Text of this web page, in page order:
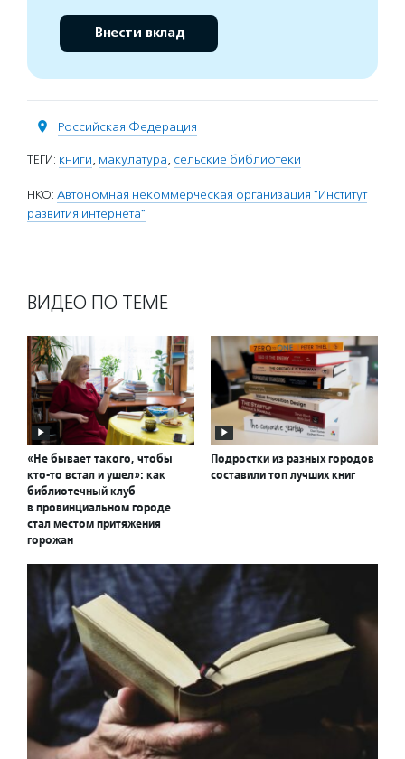
Внести вклад
Российская Федерация
ТЕГИ: книги, макулатура, сельские библиотеки
НКО: Автономная некоммерческая организация "Институт
развития интернета"
ВИДЕО ПО ТЕМЕ
«Не бывает такого, чтобы
кто-то встал и ушел»: как
библиотечный клуб
в провинциальном городе
стал местом притяжения
горожан
Подростки из разных городов
составили топ лучших книг